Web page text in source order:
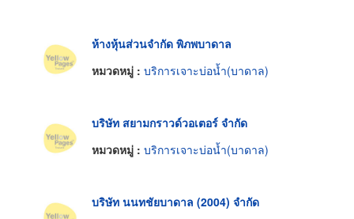
ห้างหุ้นส่วนจำกัด พิภพบาดาล
หมวดหมู่ : บริการเจาะบ่อน้ำ(บาดาล)
บริษัท สยามกราวด์วอเตอร์ จำกัด
หมวดหมู่ : บริการเจาะบ่อน้ำ(บาดาล)
บริษัท นนทชัยบาดาล (2004) จำกัด